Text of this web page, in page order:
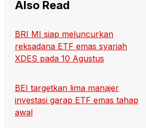
Also Read
BRI MI siap meluncurkan
reksadana ETF emas syariah
XDES pada 10 Agustus
BEI targetkan lima manajer
investasi garap ETF emas tahap
awal